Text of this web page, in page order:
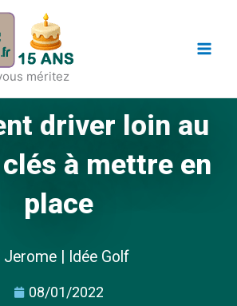
méritez
driver loin au
à mettre en
place
Jerome | Idée Golf
08/01/2022